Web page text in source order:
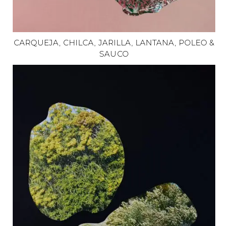
CARQUEJA, CHILCA, JARILLA, LANTANA, POLEO &
SAUCO